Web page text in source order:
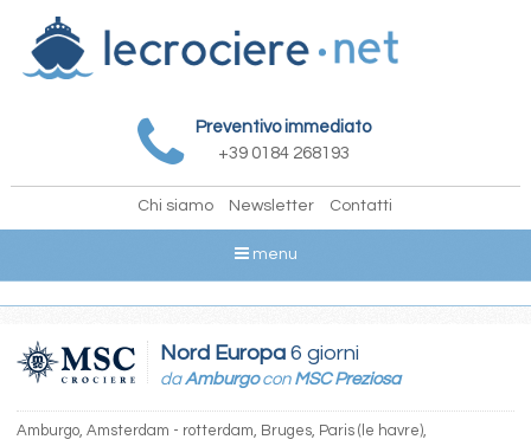
Preventivo immediato
+39 0184 268193
Chi siamo Newsletter Contatti
menu
Nord Europa6 giorni
daAmburgocon MSC Preziosa
Amburgo, Amsterdam - rotterdam, Bruges, Paris (le havre),